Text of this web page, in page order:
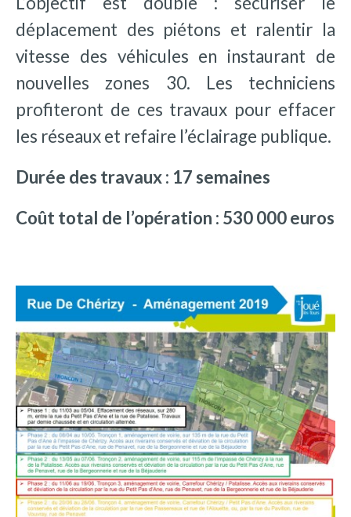
déplacement des piétons et ralentir la
vitesse des véhicules en instaurant de
nouvelles zones 30. Les techniciens
profiteront de ces travaux pour effacer
les réseaux et refaire l’éclairage publique.
Durée des travaux : 17 semaines
Coût total de l’opération : 530 000 euros